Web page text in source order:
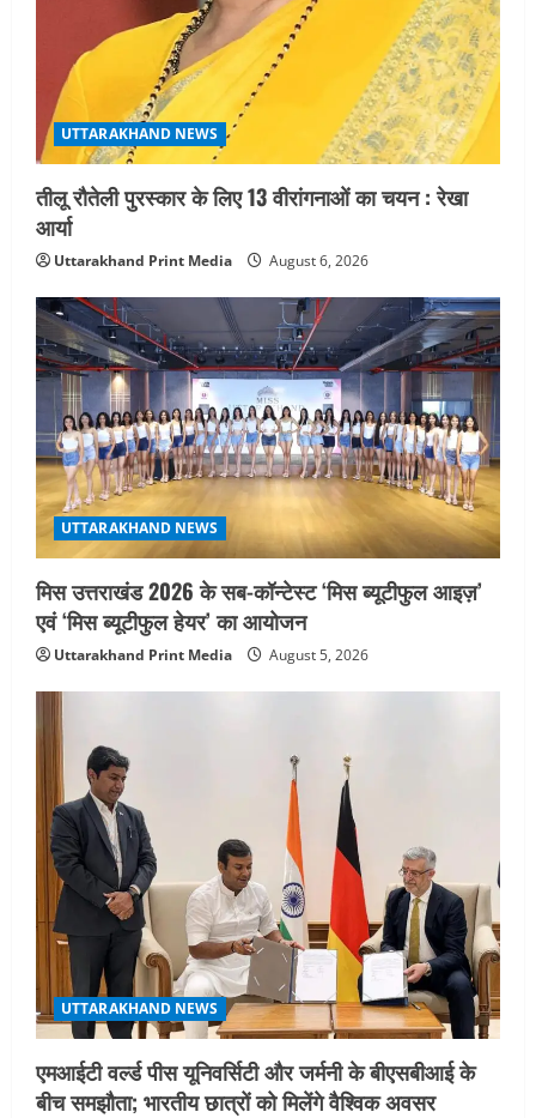
UTTARAKHAND NEWS
तीलू रौतेली पुरस्कार के लिए 13 वीरांगनाओं का चयन : रेखा
आर्या
Uttarakhand Print Media August 6, 2026
UTTARAKHAND NEWS
मिस उत्तराखंड 2026 के सब-कॉन्टेस्ट ‘मिस ब्यूटीफुल आइज़’
एवं ‘मिस ब्यूटीफुल हेयर’ का आयोजन
Uttarakhand Print Media August 5, 2026
UTTARAKHAND NEWS
एमआईटी वर्ल्ड पीस यूनिवर्सिटी और जर्मनी के बीएसबीआई के
बीच समझौता; भारतीय छात्रों को मिलेंगे वैश्विक अवसर